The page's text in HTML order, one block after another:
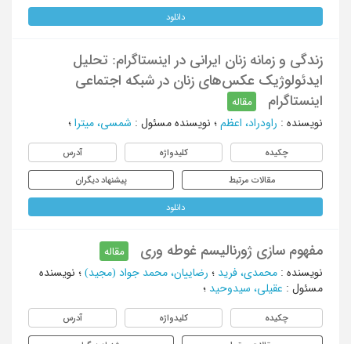
دانلود
زندگی و زمانه زنان ایرانی در اینستاگرام: تحلیل
ایدئولوژیک عکس‌های زنان در شبکه اجتماعی
اینستاگرام
مقاله
نویسنده : راودراد، اعظم ؛ نویسنده مسئول : شمسی، میترا ؛
چکیده کلیدواژه آدرس
مقالات مرتبط پیشنهاد دیگران
دانلود
مفهوم سازی ژورنالیسم غوطه وری
مقاله
نویسنده : محمدی، فرید ؛ رضاییان، محمد جواد (مجید) ؛ نویسنده
مسئول : عقیلی، سیدوحید ؛
چکیده کلیدواژه آدرس